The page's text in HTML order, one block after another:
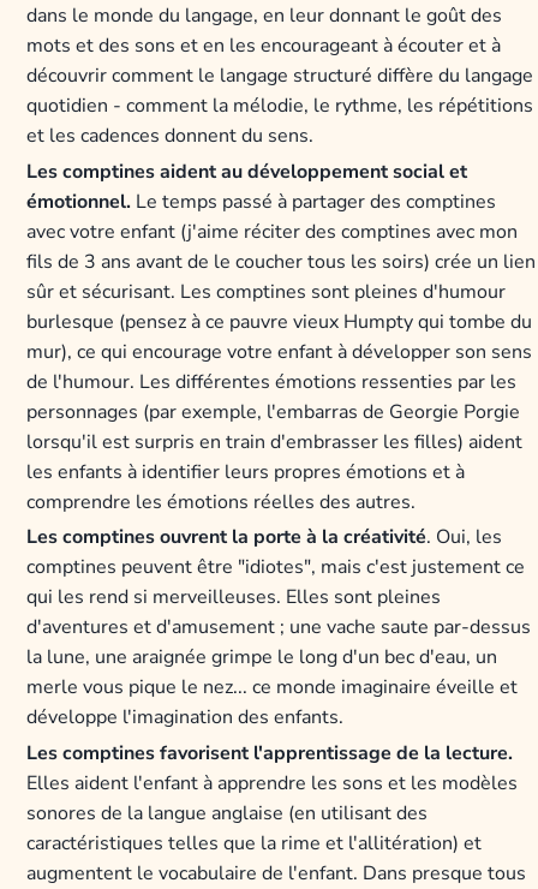
dans le monde du langage, en leur donnant le goût des
mots et des sons et en les encourageant à écouter et à
découvrir comment le langage structuré diffère du langage
quotidien - comment la mélodie, le rythme, les répétitions
et les cadences donnent du sens.
Les comptines aident au développement social et
émotionnel. Le temps passé à partager des comptines
avec votre enfant (j'aime réciter des comptines avec mon
fils de 3 ans avant de le coucher tous les soirs) crée un lien
sûr et sécurisant. Les comptines sont pleines d'humour
burlesque (pensez à ce pauvre vieux Humpty qui tombe du
mur), ce qui encourage votre enfant à développer son sens
de l'humour. Les différentes émotions ressenties par les
personnages (par exemple, l'embarras de Georgie Porgie
lorsqu'il est surpris en train d'embrasser les filles) aident
les enfants à identifier leurs propres émotions et à
comprendre les émotions réelles des autres.
Les comptines ouvrent la porte à la créativité. Oui, les
comptines peuvent être "idiotes", mais c'est justement ce
qui les rend si merveilleuses. Elles sont pleines
d'aventures et d'amusement ; une vache saute par-dessus
la lune, une araignée grimpe le long d'un bec d'eau, un
merle vous pique le nez... ce monde imaginaire éveille et
développe l'imagination des enfants.
Les comptines favorisent l'apprentissage de la lecture.
Elles aident l'enfant à apprendre les sons et les modèles
sonores de la langue anglaise (en utilisant des
caractéristiques telles que la rime et l'allitération) et
augmentent le vocabulaire de l'enfant. Dans presque tous